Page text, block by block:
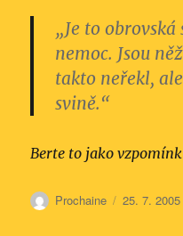
„Je to
nemoc. Jsou
takto neřekl,
svině.“
Berte to jako
Autor:
Prochaine 25. 7. 2005